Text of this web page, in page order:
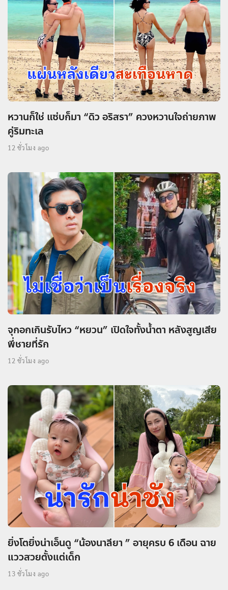
หวานก็ใช่ แซ่บก็มา “ดิว อริสรา” ควงหวานใจถ่ายภาพ
คู่ริมทะเล
12 ชั่วโมง ago
จุกอกเกินรับไหว “หยวน” เปิดใจทั้งน้ำตา หลังสูญเสีย
พี่ชายที่รัก
12 ชั่วโมง ago
ยิ่งโตยิ่งน่าเอ็นดู “น้องนาลียา ” อายุครบ 6 เดือน ฉาย
แววสวยตั้งแต่เด็ก
13 ชั่วโมง ago